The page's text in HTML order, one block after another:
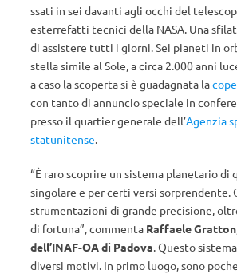
ssati in sei davanti agli occhi del
esterrefatti tecnici della NASA. Una
di assistere tutti i giorni. Sei pianeti in
stella simile al Sole, a circa 2.000 anni
a caso la scoperta si è guadagnata la
con tanto di annuncio speciale in
presso il quartier generale dell’Agenzia
statunitense.
“È raro scoprire un sistema planetario di
singolare e per certi versi sorprendente.
strumentazioni di grande precisione,
di fortuna”, commenta Raffaele Gratton
dell’INAF-OA di Padova. Questo
diversi motivi. In primo luogo, sono